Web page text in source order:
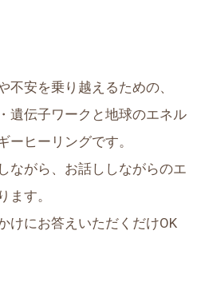
不安を乗り越えるための、
遺伝子ワークと地球のエネル
ーヒーリングです。
ながら、お話ししながらのエ
ます。
けにお答えいただくだけOK